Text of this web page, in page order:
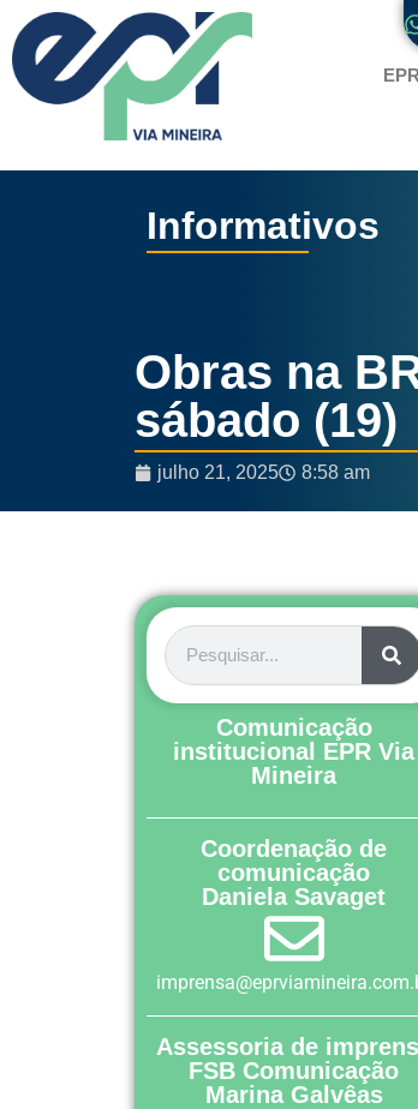
Informativos
Ano II –
Obras na
sábado (19)
julho 21, 2025 8:58 am
Comunicação
institucional EPR Via
Mineira
Coordenação de
comunicação
Daniela Savaget
Assessoria de
FSB Comunicação
Marina Galvêas